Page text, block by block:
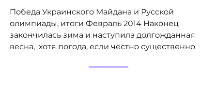
Победа Украинского Майдана и Русской
олимпиады, итоги Февраль 2014 Наконец
закончилась зима и наступила долгожданная
весна, хотя погода, если честно существенно